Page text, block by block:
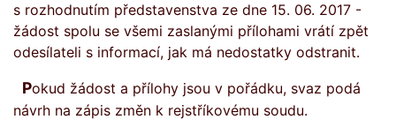
s rozhodnutím představenstva ze dne 15. 06. 2017 -
žádost spolu se všemi zaslanými přílohami vrátí zpět
odesílateli s informací, jak má nedostatky odstranit.
Pokud žádost a přílohy jsou v pořádku, svaz podá
návrh na zápis změn k rejstříkovému soudu.